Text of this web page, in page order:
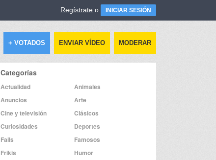
Regístrate o INICIAR SESIÓN
+ VOTADOS ENVIAR VÍDEO MODERAR
Categorías
Actualidad
Animales
Anuncios
Arte
Cine y televisión
Clásicos
Curiosidades
Deportes
Fails
Famosos
Frikis
Humor